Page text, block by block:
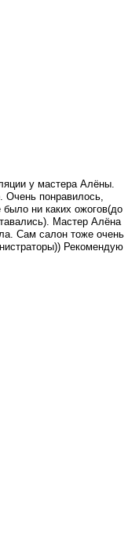
у мастера Алёны.
Очень понравилось,
ни каких ожогов(до
Мастер Алёна
Сам салон тоже очень
Рекомендую